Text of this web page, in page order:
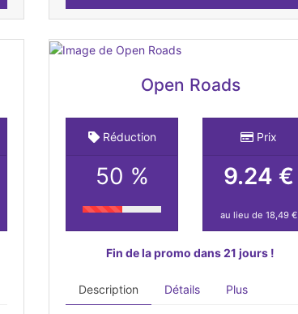
Open Roads
Réduction
50 %
Prix
9.24 €
au lieu de 18,49 €
Fin de la promo dans 21 jours !
Description Détails Plus